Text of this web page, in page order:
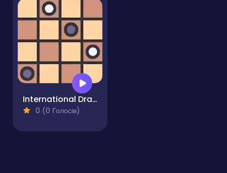
International Draughts
0 (0 Голосів)